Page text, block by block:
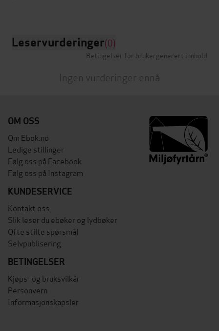
Leservurderinger(0)
Betingelser for brukergenerert innhold
Ingen vurderinger ennå
OM OSS
Om Ebok.no
Ledige stillinger
Følg oss på Facebook
Følg oss på Instagram
KUNDESERVICE
Kontakt oss
Slik leser du ebøker og lydbøker
Ofte stilte spørsmål
Selvpublisering
BETINGELSER
Kjøps- og bruksvilkår
Personvern
Informasjonskapsler